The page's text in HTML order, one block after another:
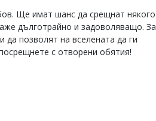
Ще имат шанс да срещнат някого
дълготрайно и задоволяващо. За
да позволят на вселената да ги
с отворени обятия!